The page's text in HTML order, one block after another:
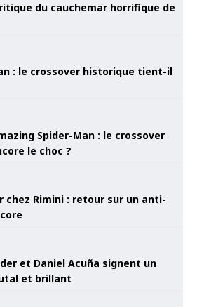
du cauchemar horrifique de
: le crossover historique tient-il
Spider-Man : le crossover
le choc ?
chez Rimini : retour sur un anti-
et Daniel Acuña signent un
et brillant